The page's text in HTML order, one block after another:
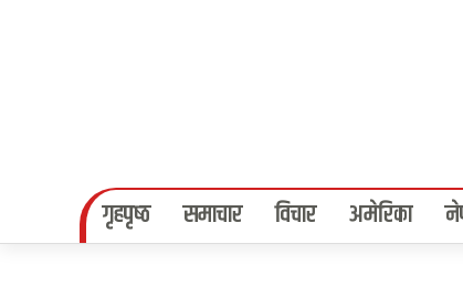
गृहपृष्‍ठ समाचार विचार अमेरिका